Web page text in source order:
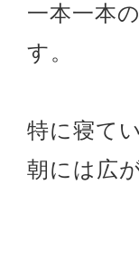
一本一本
す。
特に寝て
朝には広